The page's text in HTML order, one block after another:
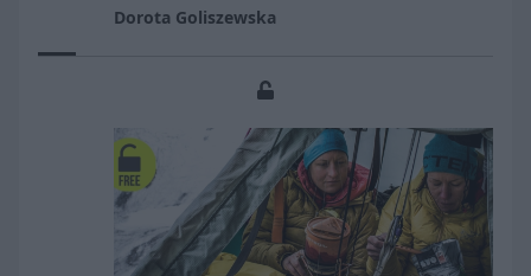
Dorota Goliszewska